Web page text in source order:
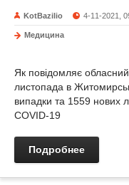
KotBazilio 4-11-2021,
Медицина
Як повідомляє
листопада в
випадки та 1559 нових
COVID-19
Подробнее